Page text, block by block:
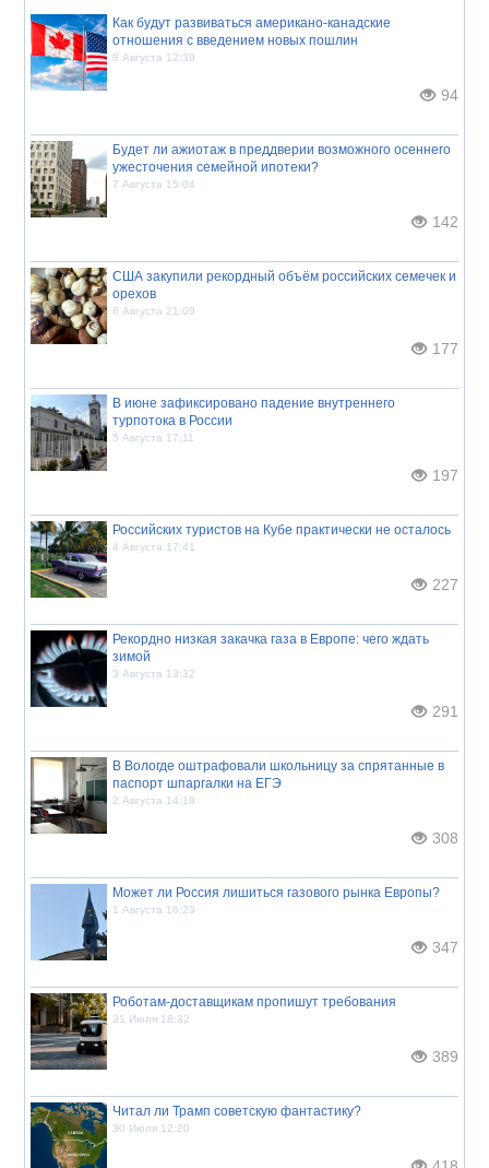
Как будут развиваться американо-канадские
отношения с введением новых пошлин
8 Августа 12:39
94
Будет ли ажиотаж в преддверии возможного осеннего
ужесточения семейной ипотеки?
7 Августа 15:04
142
США закупили рекордный объём российских семечек и
орехов
6 Августа 21:09
177
В июне зафиксировано падение внутреннего
турпотока в России
5 Августа 17:11
197
Российских туристов на Кубе практически не осталось
4 Августа 17:41
227
Рекордно низкая закачка газа в Европе: чего ждать
зимой
3 Августа 13:32
291
В Вологде оштрафовали школьницу за спрятанные в
паспорт шпаргалки на ЕГЭ
2 Августа 14:19
308
Может ли Россия лишиться газового рынка Европы?
1 Августа 16:23
347
Роботам-доставщикам пропишут требования
31 Июля 18:32
389
Читал ли Трамп советскую фантастику?
30 Июля 12:20